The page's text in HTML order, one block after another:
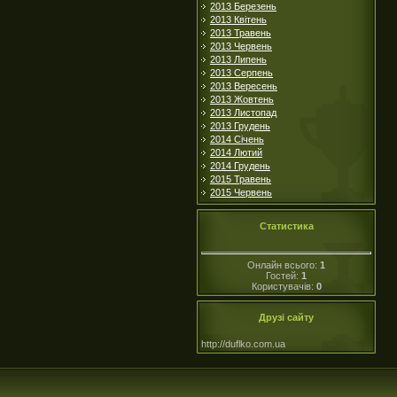
2013 Березень
2013 Квітень
2013 Травень
2013 Червень
2013 Липень
2013 Серпень
2013 Вересень
2013 Жовтень
2013 Листопад
2013 Грудень
2014 Січень
2014 Лютий
2014 Грудень
2015 Травень
2015 Червень
Статистика
Онлайн всього: 1
Гостей: 1
Користувачів: 0
Друзі сайту
http://duflko.com.ua